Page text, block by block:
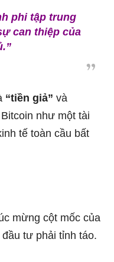
phi tập trung
can thiệp của
“tiền giả” và
như một tài
tế toàn cầu bất
mừng cột mốc của
tư phải tỉnh táo.